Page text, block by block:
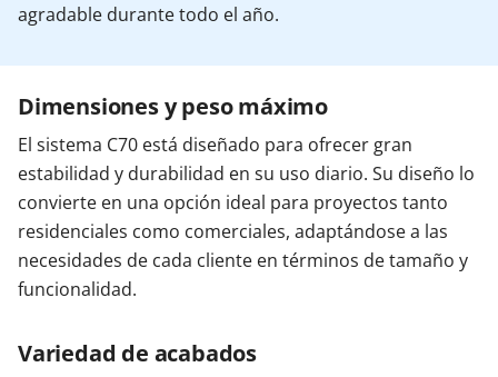
agradable durante todo el año.
Dimensiones y peso máximo
El sistema C70 está diseñado para ofrecer gran
estabilidad y durabilidad en su uso diario. Su diseño lo
convierte en una opción ideal para proyectos tanto
residenciales como comerciales, adaptándose a las
necesidades de cada cliente en términos de tamaño y
funcionalidad.
Variedad de acabados